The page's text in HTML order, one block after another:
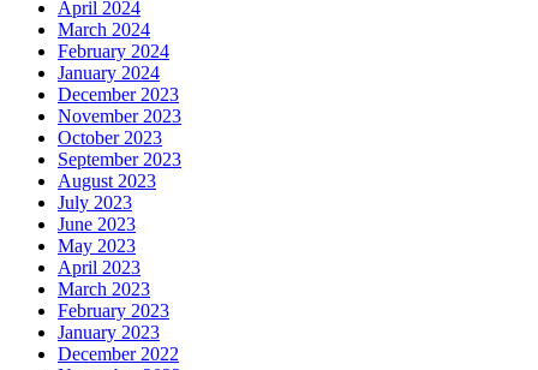
April 2024
March 2024
February 2024
January 2024
December 2023
November 2023
October 2023
September 2023
August 2023
July 2023
June 2023
May 2023
April 2023
March 2023
February 2023
January 2023
December 2022